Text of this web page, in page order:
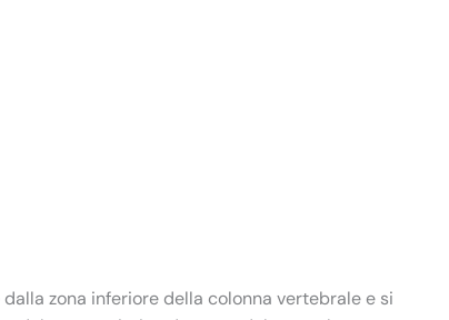
zona inferiore della colonna vertebrale e si